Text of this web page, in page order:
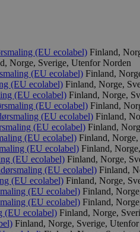
(EU ecolabel) Finland,
Norge, Sverige, Utenfor Norden
(EU ecolabel) Finland,
(EU ecolabel) Finland, Norge,
(EU ecolabel) Finland, Norge,
(EU ecolabel) Finland,
(EU ecolabel) Finland,
(EU ecolabel) Finland,
(EU ecolabel) Finland,
(EU ecolabel) Finland,
(EU ecolabel) Finland, Norge,
(EU ecolabel) Finland,
(EU ecolabel) Finland, Norge,
(EU ecolabel) Finland,
(EU ecolabel) Finland,
(EU ecolabel) Finland, Norge,
Finland, Norge, Sverige,